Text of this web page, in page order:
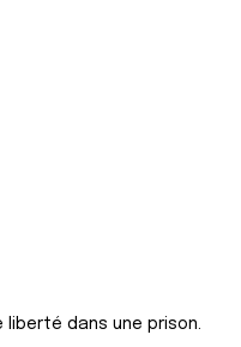
dans une prison.